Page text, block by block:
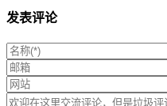
发表评论